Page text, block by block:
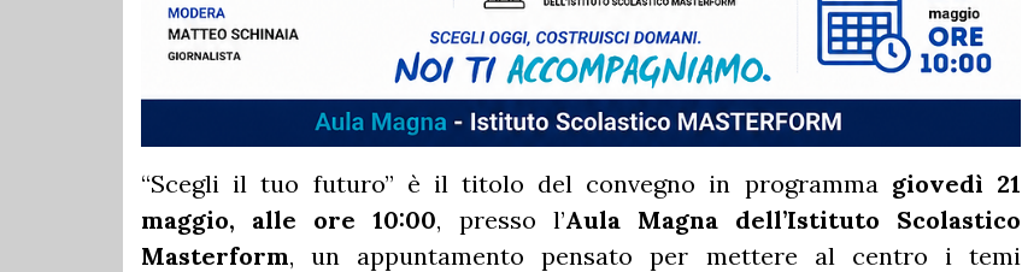
“Scegli il tuo futuro” è il titolo del convegno in programma giovedì 21
maggio, alle ore 10:00, presso l’Aula Magna dell’Istituto Scolastico
Masterform, un appuntamento pensato per mettere al centro i temi